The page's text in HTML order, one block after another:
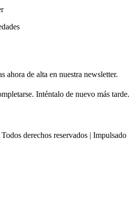
ahora de alta en nuestra newsletter.
Inténtalo de nuevo más tarde.
Todos derechos reservados | Impulsado